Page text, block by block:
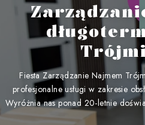
DLACZEGO MY? OFERTA
CENNIK KONTAKT
Fiesta Zarządzanie Najmem
profesjonalne usługi w zakresie
Wyróżnia nas ponad 20-letnie